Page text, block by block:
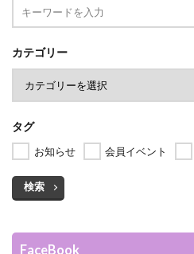
カテゴリー
タグ
お知らせ 会員イベント
検索
FaceBook